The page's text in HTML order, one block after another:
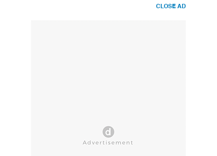
CLOSE AD